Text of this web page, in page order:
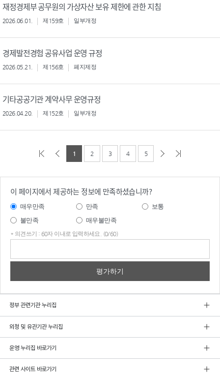
재정경제부 공무원의 가상자산 보유 제한에 관한 지침
2026.06.01. 제159호 일부개정
경제발전경험 공유사업 운영 규정
2026.05.21. 제156호 폐지제정
기타공공기관 계약사무 운영규정
2026.04.20. 제152호 일부개정
1 2 3 4 5
이 페이지에서 제공하는 정보에 만족하셨습니까?
매우만족 만족
보통
불만족
매우불만족
* 의견쓰기 : 60자 이내로 입력하세요. (0/60)
정부 관련기관 누리집
외청 및 유관기관 누리집
운영 누리집 바로가기
관련 사이트 바로가기